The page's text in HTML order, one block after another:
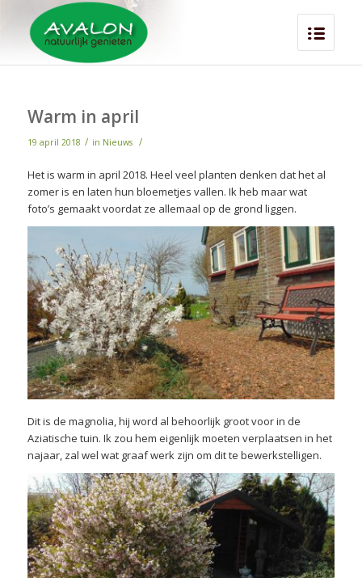
Warm in april
19 april 2018 / in Nieuws /
Het is warm in april 2018. Heel veel planten denken dat het al
zomer is en laten hun bloemetjes vallen. Ik heb maar wat
foto’s gemaakt voordat ze allemaal op de grond liggen.
Dit is de magnolia, hij word al behoorlijk groot voor in de
Aziatische tuin. Ik zou hem eigenlijk moeten verplaatsen in het
najaar, zal wel wat graaf werk zijn om dit te bewerkstelligen.